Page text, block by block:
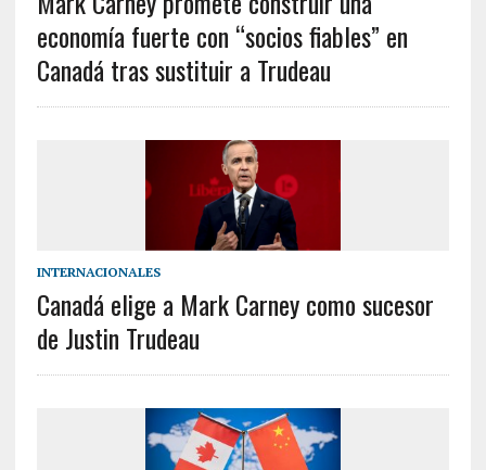
economía fuerte con “socios fiables” en
Canadá tras sustituir a Trudeau
INTERNACIONALES
Canadá elige a Mark Carney como sucesor
de Justin Trudeau